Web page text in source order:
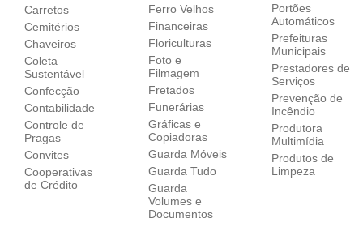
Carretos
Cemitérios
Chaveiros
Coleta
Sustentável
Confecção
Contabilidade
Controle de
Pragas
Convites
Cooperativas
de Crédito
Ferro Velhos
Financeiras
Floriculturas
Foto e
Filmagem
Fretados
Funerárias
Gráficas e
Copiadoras
Guarda Móveis
Guarda Tudo
Guarda
Volumes e
Documentos
Portões
Automáticos
Prefeituras
Municipais
Prestadores de
Serviços
Prevenção de
Incêndio
Produtora
Multimídia
Produtos de
Limpeza